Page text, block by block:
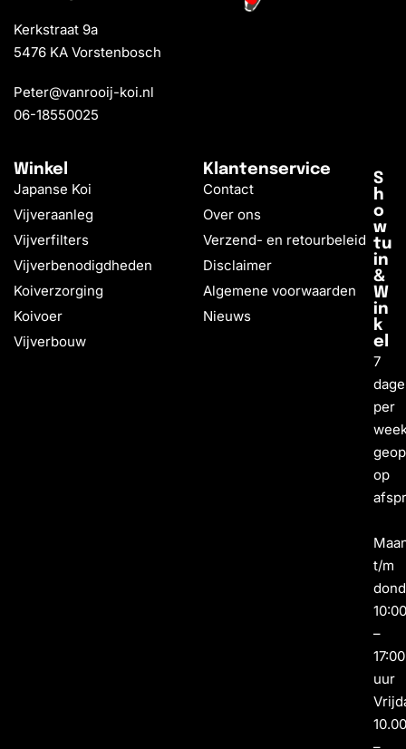
Kerkstraat 9a
5476 KA Vorstenbosch
Peter@vanrooij-koi.nl
06-18550025
Winkel
Japanse Koi
Vijveraanleg
Vijverfilters
Vijverbenodigdheden
Koiverzorging
Koivoer
Vijverbouw
Klantenservice
Contact
Over ons
Verzend- en retourbeleid
Disclaimer
Algemene voorwaarden
Nieuws
S
h
o
w
tu
in
&
W
in
k
el
7
per
op
t/m
–
17:00
uur